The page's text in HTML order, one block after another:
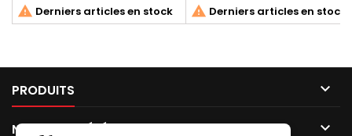
 Derniers articles en stock  Derniers articles en stock
PRODUITS 
NOTRE SOCIÉTÉ 